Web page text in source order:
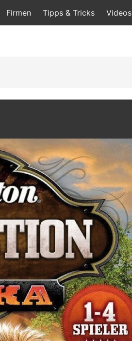
Firmen Tipps & Tricks Videos